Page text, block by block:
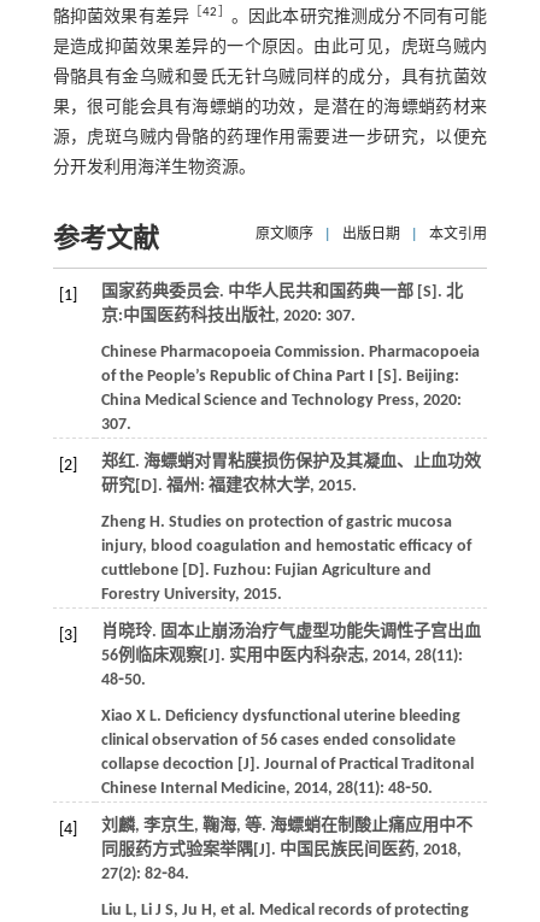
骼抑菌效果有差异 ［42
。因此本研究推测成分不同有可能
是造成抑菌效果差异的一个原因。由此可见，虎斑乌贼内
骨骼具有金乌贼和曼氏无针乌贼同样的成分，具有抗菌效
果，很可能会具有海螵蛸的功效，是潜在的海螵蛸药材来
源，虎斑乌贼内骨骼的药理作用需要进一步研究，以便充
分开发利用海洋生物资源。
参考文献 原文顺序 出版日期 本文引用
[1] 国家药典委员会. 中华人民共和国药典一部[S]. 北
京:中国医药科技出版社, 2020: 307.
Chinese Pharmacopoeia Commission. Pharmacopoeia
of the People’s Republic of China Part I [S]. Beijing:
China Medical Science and Technology Press, 2020:
307.
[2]
郑红. 海螵蛸对胃粘膜损伤保护及其凝血、止血功效
研究[D]. 福州: 福建农林大学, 2015.
Zheng H. Studies on protection of gastric mucosa
injury, blood coagulation and hemostatic efficacy of
cuttlebone [D]. Fuzhou: Fujian Agriculture and
Forestry University, 2015.
[3]
肖晓玲. 固本止崩汤治疗气虚型功能失调性子宫出血
56例临床观察[J]. 实用中医内科杂志, 2014, 28(11):
48⁃50.
Xiao X L. Deficiency dysfunctional uterine bleeding
clinical observation of 56 cases ended consolidate
collapse decoction [J]. Journal of Practical Traditonal
Chinese Internal Medicine, 2014, 28(11): 48⁃50.
[4] 刘麟, 李京生, 鞠海, 等. 海螵蛸在制酸止痛应用中不
同服药方式验案举隅[J]. 中国民族民间医药, 2018,
27(2): 82⁃84.
Liu L, Li J S, Ju H, et al. Medical records of protecting